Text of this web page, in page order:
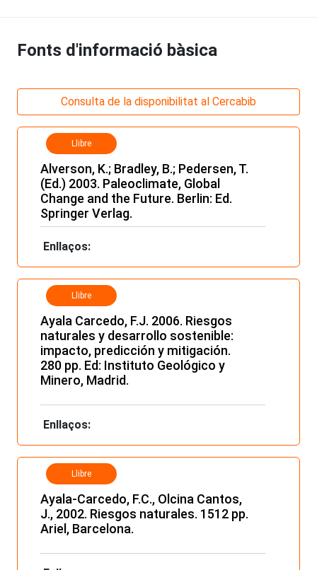
Fonts d'informació bàsica
Consulta de la disponibilitat al Cercabib
Llibre
Alverson, K.; Bradley, B.; Pedersen, T.
(Ed.) 2003. Paleoclimate, Global
Change and the Future. Berlin: Ed.
Springer Verlag.
Enllaços:
Llibre
Ayala Carcedo, F.J. 2006. Riesgos
naturales y desarrollo sostenible:
impacto, predicción y mitigación.
280 pp. Ed: Instituto Geológico y
Minero, Madrid.
Enllaços:
Llibre
Ayala-Carcedo, F.C., Olcina Cantos,
J., 2002. Riesgos naturales. 1512 pp.
Ariel, Barcelona.